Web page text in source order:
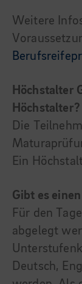
Weitere
Höchstalter
Höchstalter?
Die
Ein
Gibt es
Für den
abgelegt
Deutsch,